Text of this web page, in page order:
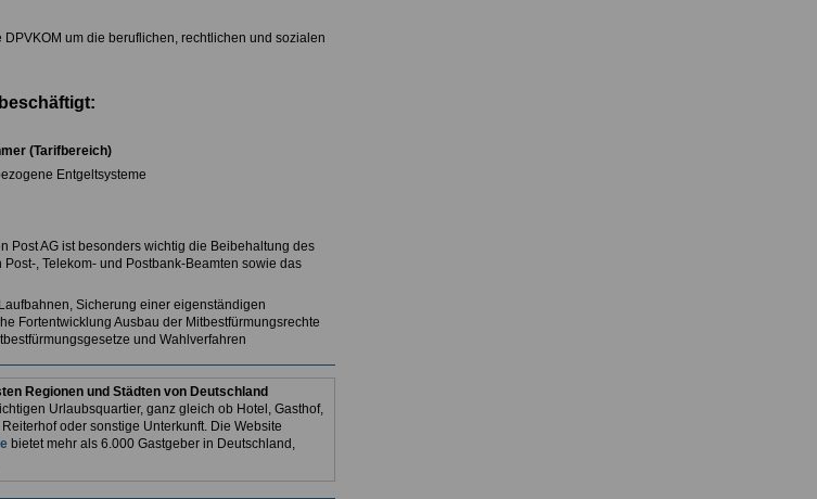
DPVKOM um die beruflichen, rechtlichen und sozialen
(Tarifbereich)
Entgeltsysteme
Post AG ist besonders wichtig die Beibehaltung des
, Telekom- und Postbank-Beamten sowie das
Sicherung einer eigenständigen
Fortentwicklung Ausbau der Mitbestfürmungsrechte
und Wahlverfahren
Regionen und Städten von Deutschland
Urlaubsquartier, ganz gleich ob Hotel, Gasthof,
oder sonstige Unterkunft. Die Website
bietet mehr als 6.000 Gastgeber in Deutschland,